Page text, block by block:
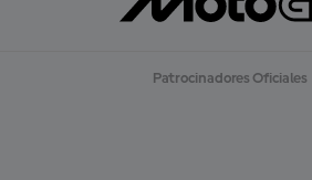
Patrocinadores Oficiales